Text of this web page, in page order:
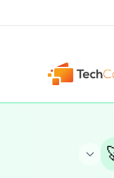
Portiamo
settore tech
attraverso dati
stipendi e